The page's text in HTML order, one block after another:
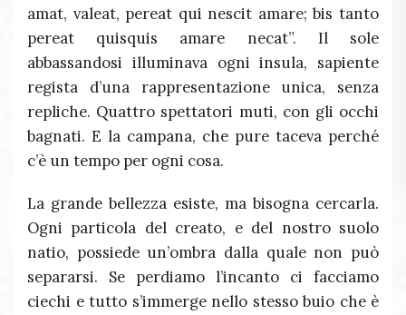
amat, valeat, pereat qui nescit amare; bis tanto
pereat quisquis amare necat”. Il sole
abbassandosi illuminava ogni insula, sapiente
regista d’una rappresentazione unica, senza
repliche. Quattro spettatori muti, con gli occhi
bagnati. E la campana, che pure taceva perché
c’è un tempo per ogni cosa.
La grande bellezza esiste, ma bisogna cercarla.
Ogni particola del creato, e del nostro suolo
natio, possiede un’ombra dalla quale non può
separarsi. Se perdiamo l’incanto ci facciamo
ciechi e tutto s’immerge nello stesso buio che è